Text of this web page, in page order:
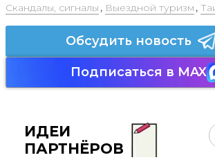
Скандалы, сигналы , Выездной туризм ,
Обсудить новость
Подписаться в MAX
ИДЕИ
ПАРТНЁРОВ